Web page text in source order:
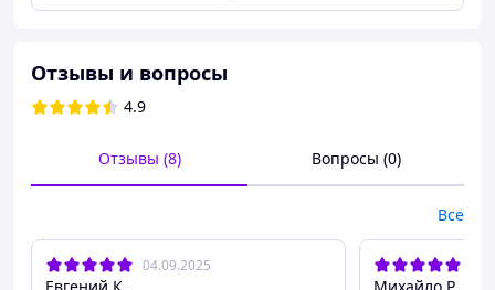
Отзывы и вопросы
4.9
Отзывы (8) Вопросы (0)
Все
04.09.2025